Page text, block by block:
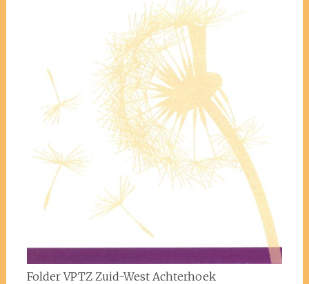
Folder VPTZ Zuid-West Achterhoek